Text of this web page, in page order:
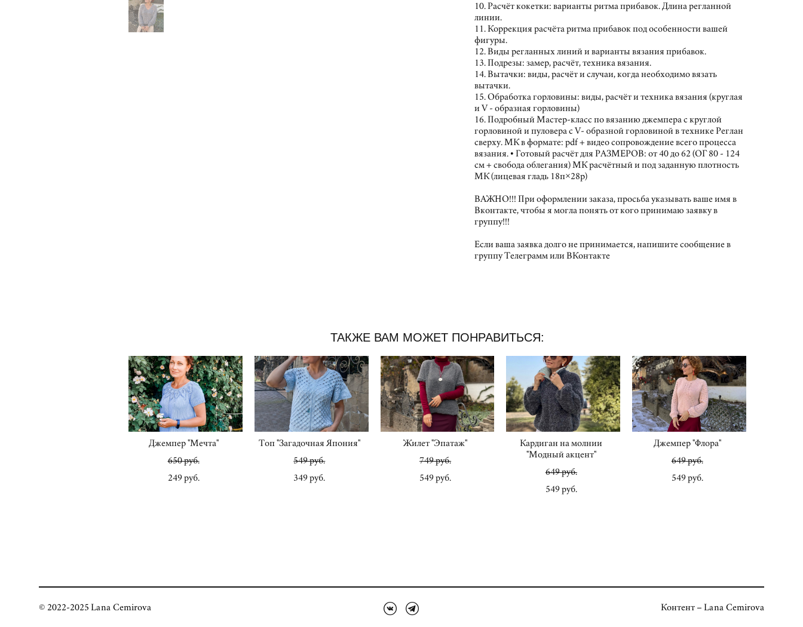
10. Расчёт кокетки: варианты ритма прибавок. Длина регланной
линии.
11. Коррекция расчёта ритма прибавок под особенности вашей
фигуры.
12. Виды регланных линий и варианты вязания прибавок.
13. Подрезы: замер, расчёт, техника вязания.
14. Вытачки: виды, расчёт и случаи, когда необходимо вязать
вытачки.
15. Обработка горловины: виды, расчёт и техника вязания (круглая
и V - образная горловины)
16. Подробный Мастер-класс по вязанию джемпера с круглой
горловиной и пуловера с V- образной горловиной в технике Реглан
сверху. МК в формате: pdf + видео сопровождение всего процесса
вязания. • Готовый расчёт для РАЗМЕРОВ: от 40 до 62 (ОГ 80 - 124
см + свобода облегания) МК расчётный и под заданную плотность
МК (лицевая гладь 18п×28р)
ВАЖНО!!! При оформлении заказа, просьба указывать ваше имя в
Вконтакте, чтобы я могла понять от кого принимаю заявку в
группу!!!
Если ваша заявка долго не принимается, напишите сообщение в
группу Телеграмм или ВКонтакте
ТАКЖЕ ВАМ МОЖЕТ ПОНРАВИТЬСЯ:
Джемпер "Мечта"
650 pуб.
249 pуб.
Топ "Загадочная Япония"
549 pуб.
349 pуб.
Жилет "Эпатаж"
749 pуб.
549 pуб.
Кардиган на молнии
"Модный акцент"
649 pуб.
549 pуб.
Джемпер "Флора"
649 pуб.
549 pуб.
© 2022-2025 Lana Cemirova Контент – Lana Cemirova